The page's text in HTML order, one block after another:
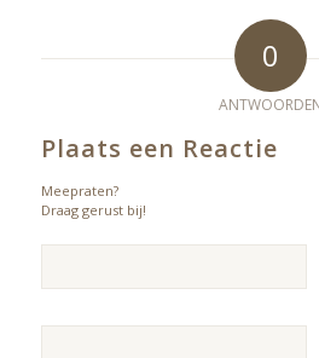
0
Plaats een Reactie
Meepraten?
Draag gerust bij!